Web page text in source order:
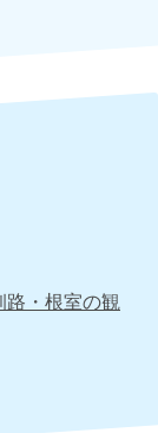
路・根室の観